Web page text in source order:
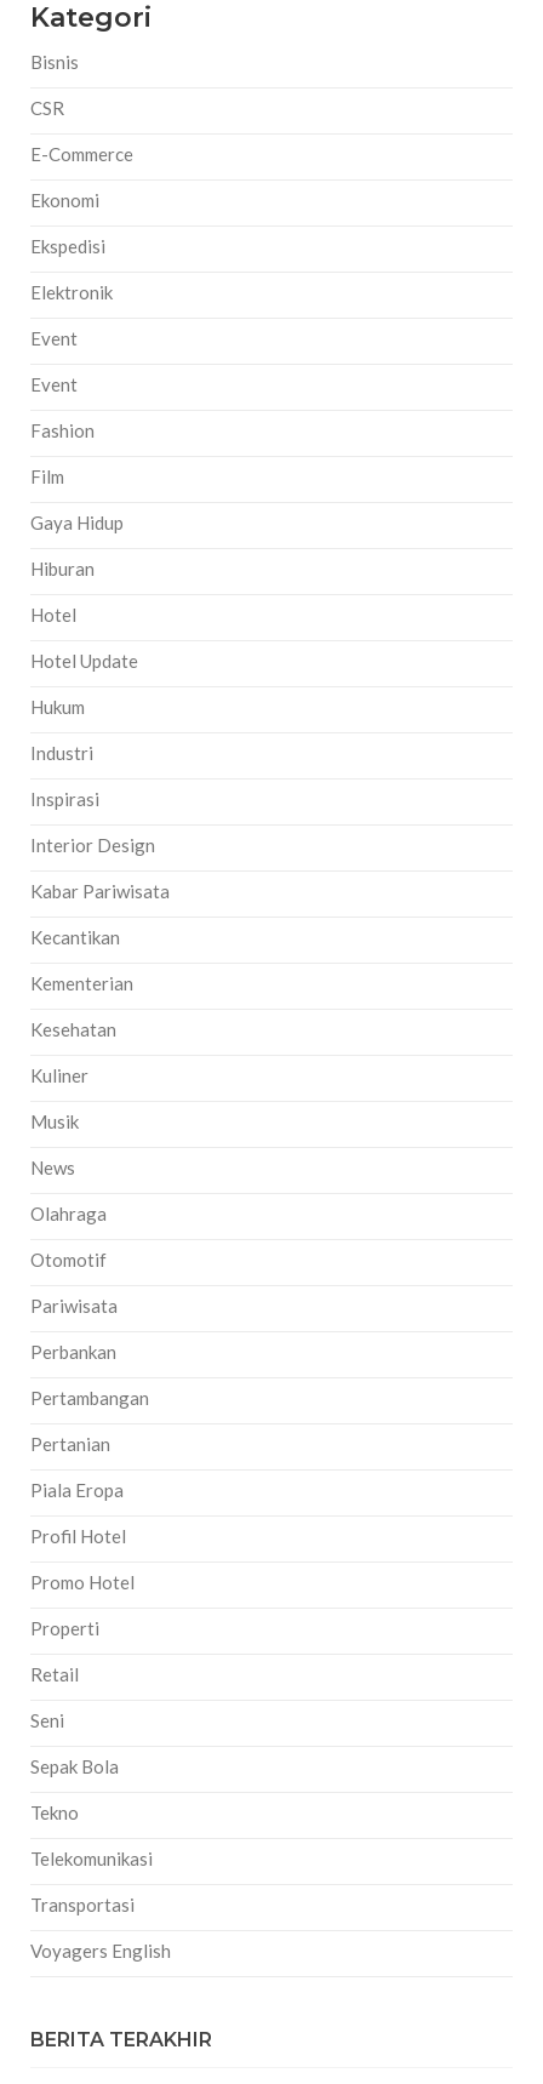
Kategori
Bisnis
CSR
E-Commerce
Ekonomi
Ekspedisi
Elektronik
Event
Event
Fashion
Film
Gaya Hidup
Hiburan
Hotel
Hotel Update
Hukum
Industri
Inspirasi
Interior Design
Kabar Pariwisata
Kecantikan
Kementerian
Kesehatan
Kuliner
Musik
News
Olahraga
Otomotif
Pariwisata
Perbankan
Pertambangan
Pertanian
Piala Eropa
Profil Hotel
Promo Hotel
Properti
Retail
Seni
Sepak Bola
Tekno
Telekomunikasi
Transportasi
Voyagers English
BERITA TERAKHIR